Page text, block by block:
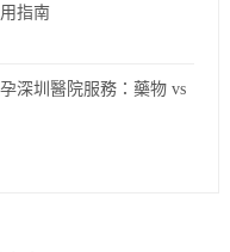
指南
深圳醫院服務：藥物 vs